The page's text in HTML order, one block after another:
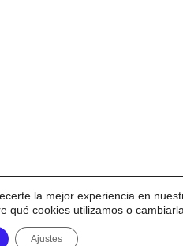
la mejor experiencia en
qué cookies utilizamos o
Ajustes